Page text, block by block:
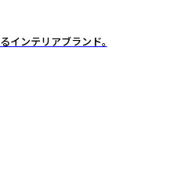
インテリアブランド。